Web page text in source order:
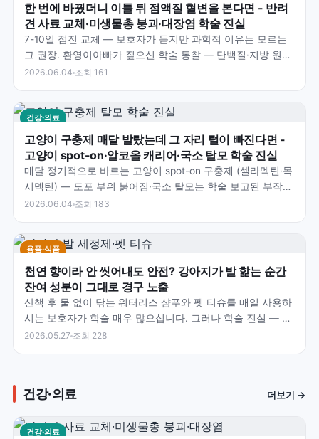
한 번에 바꿨더니 이틀 뒤 점액질 혈변을 본다면 - 반려
견 사료 교체·미생물총 붕괴·대장염 학술 진실
7-10일 점진 교체 — 보호자가 듣지만 과학적 이유는 모르는
그 권장. 환영이아빠가 짚으신 학술 통찰 — 단백질·지방 원료
변경·Fecalibacterium 등 유익균…
2026.06.04 조회 161
건강·의료
고양이 구충제 매달 발랐는데 그 자리 털이 빠진다면 -
고양이 spot-on·알코올 캐리어·국소 탈모 학술 진실
매달 정기적으로 바르는 고양이 spot-on 구충제 (셀라멕틴·목
시덱틴) — 도포 부위 붉어짐·국소 탈모는 학술 보고된 부작
용. 환영이아빠가 짚으신 학술 통찰 — 알코올…
2026.06.04 조회 183
용품·식품
천연 향이라 안 씻어내도 안전? 강아지가 발 핥는 순간
잔여 성분이 그대로 경구 노출
산책 후 물 없이 닦는 워터리스 샴푸와 펫 티슈를 매일 사용하
시는 보호자가 학술 매우 많으십니다. 그러나 학술 진실 — 4-
Legger 학술 자료 명시 — 우리는 목욕 후…
2026.05.27 조회 228
건강·의료 더보기 →
건강·의료